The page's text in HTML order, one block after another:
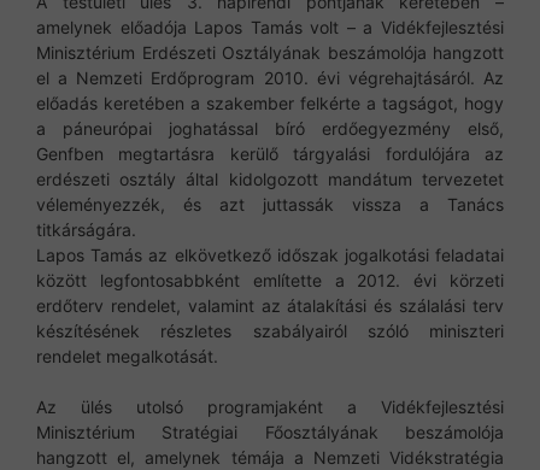
amelynek előadója Lapos Tamás volt – a Vidékfejlesztési
Minisztérium Erdészeti Osztályának beszámolója hangzott
el a Nemzeti Erdőprogram 2010. évi végrehajtásáról. Az
előadás keretében a szakember felkérte a tagságot, hogy
a páneurópai joghatással bíró erdőegyezmény első,
Genfben megtartásra kerülő tárgyalási fordulójára az
erdészeti osztály által kidolgozott mandátum tervezetet
véleményezzék, és azt juttassák vissza a Tanács
titkárságára.
Lapos Tamás az elkövetkező időszak jogalkotási feladatai
között legfontosabbként említette a 2012. évi körzeti
erdőterv rendelet, valamint az átalakítási és szálalási terv
készítésének részletes szabályairól szóló miniszteri
rendelet megalkotását.
Az ülés utolsó programjaként a Vidékfejlesztési
Minisztérium Stratégiai Főosztályának beszámolója
hangzott el, amelynek témája a Nemzeti Vidékstratégia